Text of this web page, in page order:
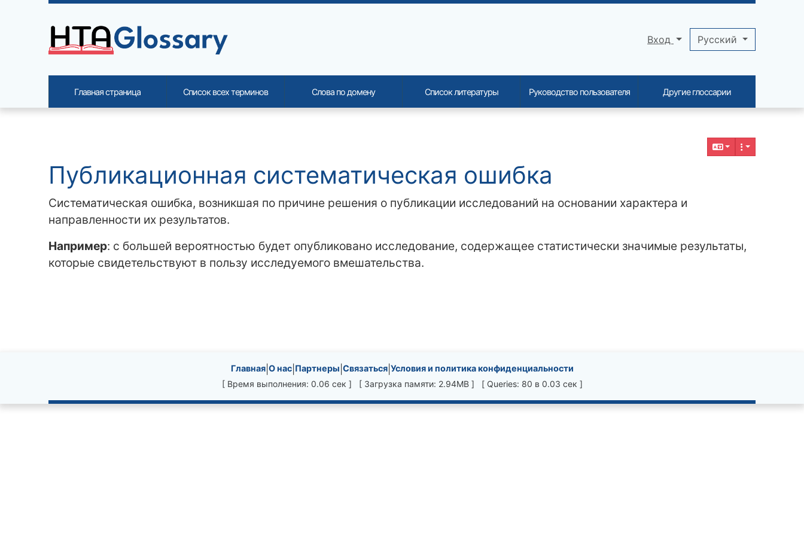
Navigation and related functionality and content
Публикационная систематическая ошибка
Систематическая ошибка, возникшая по причине решения о публикации исследований на основании характера и
направленности их результатов.
Например: с большей вероятностью будет опубликовано исследование, содержащее статистически значимые результаты,
которые свидетельствуют в пользу исследуемого вмешательства.
Site information, links, etc.
Главная| О нас| Партнеры Связаться| Условия и политика конфиденциальности
[ Время выполнения: 0.06 сек ] [ Загрузка памяти: 2.94MB ] [ Queries: 80 в 0.03 сек ]
Site identity, navigation, etc.
Вход Pусский
Главная страница Список всех терминов Слова по домену Список литературы Руководство пользователя Другие глоссарии